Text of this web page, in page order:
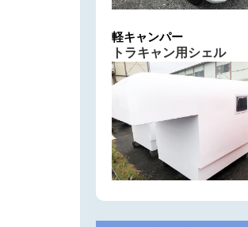
軽キャンパー
トラキャン用シェル